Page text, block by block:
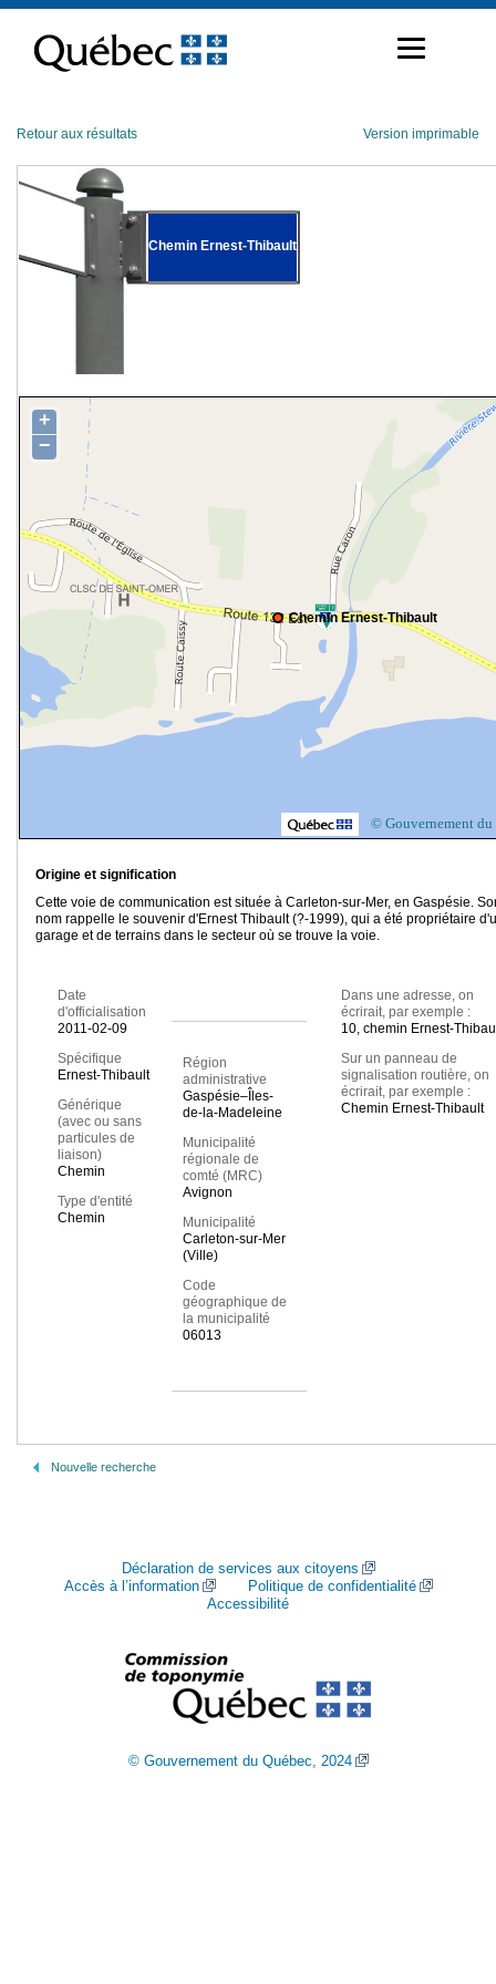
contenu
Retour aux résultats Version imprimable
Chemin Ernest-Thibault
Chemin Ernest-Thibault
+
−
© Gouvernement du
Origine et signification
Cette voie de communication est située à Carleton-sur-Mer, en Gaspésie.
nom rappelle le souvenir d'Ernest Thibault (?-1999), qui a été propriétaire
garage et de terrains dans le secteur où se trouve la voie.
Date
d'officialisation
2011-02-09
Spécifique
Ernest-Thibault
Générique
(avec ou sans
particules de
liaison)
Chemin
Type d'entité
Chemin
Région
administrative
Gaspésie–Îles-
de-la-Madeleine
Municipalité
régionale de
comté (MRC)
Avignon
Municipalité
Carleton-sur-Mer
(Ville)
Code
géographique de
la municipalité
06013
Dans une adresse, on
écrirait, par exemple :
10, chemin Ernest-
Sur un panneau de
signalisation routière, on
écrirait, par exemple :
Chemin Ernest-Thibault
Nouvelle recherche
Déclaration de services aux citoyens
Accès à l’information
Politique de confidentialité
Accessibilité
© Gouvernement du Québec, 2024